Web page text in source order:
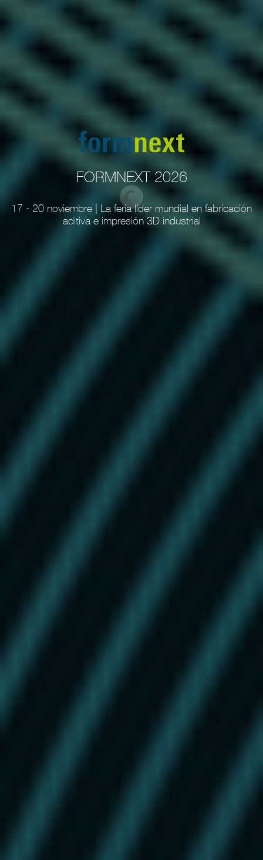
FORMNEXT 2026
17 - 20 noviembre | La feria líder mundial en fabricación
aditiva e impresión 3D industrial